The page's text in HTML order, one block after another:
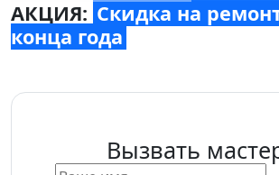
АКЦИЯ: Скидка на
конца года
Вызвать